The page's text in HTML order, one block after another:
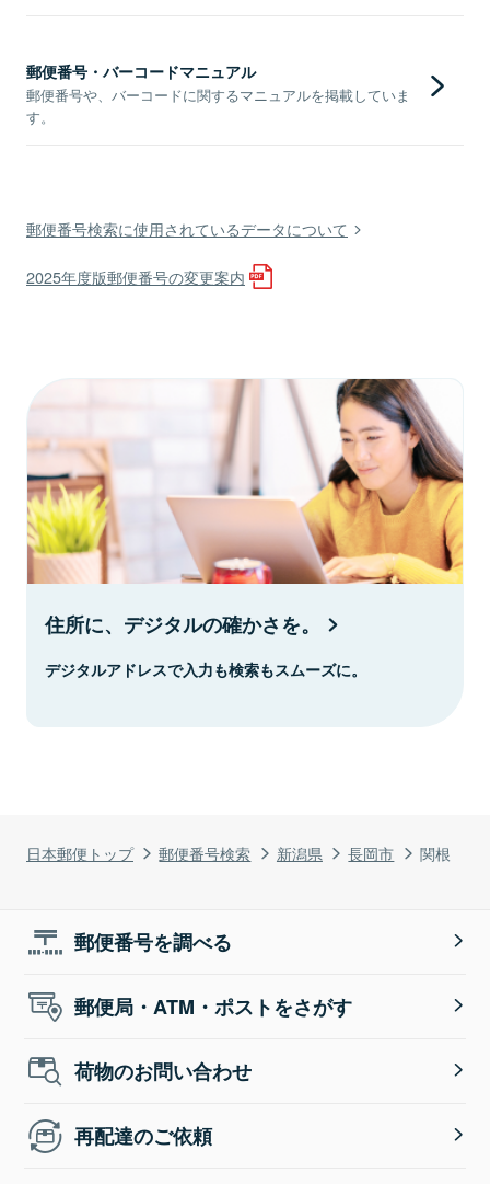
日本郵便トップ 郵便番号検索 新潟県 長岡市 関根
郵便番号・バーコードマニュアル
郵便番号や、バーコードに関するマニュアルを掲載していま
す。
郵便番号検索に使用されているデータについて
2025年度版郵便番号の変更案内
住所に、デジタルの確かさを。
デジタルアドレスで入力も検索もスムーズに。
郵便番号を調べる
郵便局・ATM・ポストをさがす
荷物のお問い合わせ
再配達のご依頼